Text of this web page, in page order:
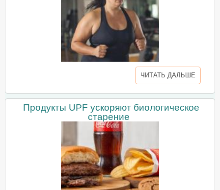
ЧИТАТЬ ДАЛЬШЕ
Продукты UPF ускоряют биологическое
старение